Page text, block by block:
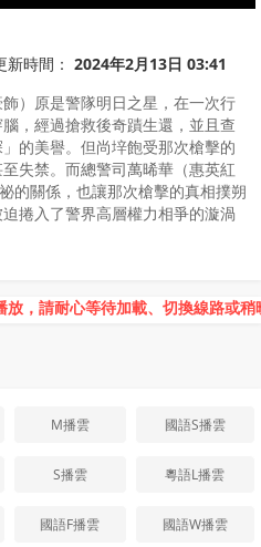
新時間： 2024年2月13日 03:41
）原是警隊明日之星，在一次行
，經過搶救後奇蹟生還，並且查
的美譽。但尚垶飽受那次槍擊的
失禁。而總警司萬晞華（惠英紅
的關係，也讓那次槍擊的真相撲朔
捲入了警界高層權力相爭的漩渦
，請耐心等待加載、切換線路或稍
M播雲 國語S播雲
S播雲 粵語L播雲
國語F播雲 國語W播雲